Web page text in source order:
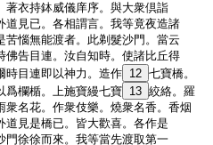
著衣持鉢威儀庠序。與大衆倶詣
道見已。各相謂言。我等竟夜造諸
苦惱無能渡者。此剃髮沙門。當云
佛告目連。汝自知時。使諸比丘得
時目連即以神力。造作 12 七寶橋。
爲欄楯。上施寶縵七寶 13 絞絡。羅
衆名花。作衆伎樂。燒衆名香。香烟
道見是橋已。皆大歡喜。各作是
門徐徐而來。我等當先渡取第一